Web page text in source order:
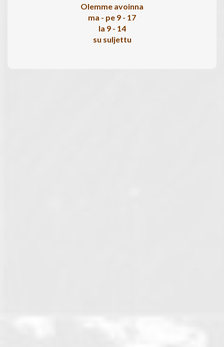
Olemme avoinna
ma - pe 9 - 17
la 9 - 14
su suljettu